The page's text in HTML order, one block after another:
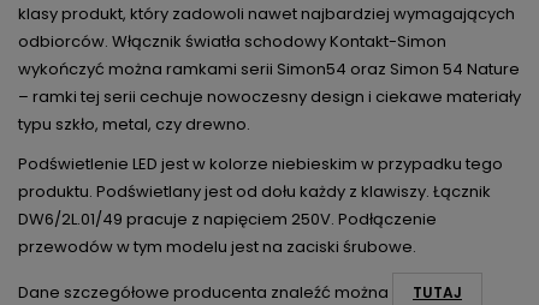
klasy produkt, który zadowoli nawet najbardziej wymagających
odbiorców. Włącznik światła schodowy Kontakt-Simon
wykończyć można ramkami serii Simon54 oraz Simon 54 Nature
– ramki tej serii cechuje nowoczesny design i ciekawe materiały
typu szkło, metal, czy drewno.
Podświetlenie LED jest w kolorze niebieskim w przypadku tego
produktu. Podświetlany jest od dołu każdy z klawiszy. Łącznik
DW6/2L.01/49 pracuje z napięciem 250V. Podłączenie
przewodów w tym modelu jest na zaciski śrubowe.
Dane szczegółowe producenta znaleźć można
TUTAJ